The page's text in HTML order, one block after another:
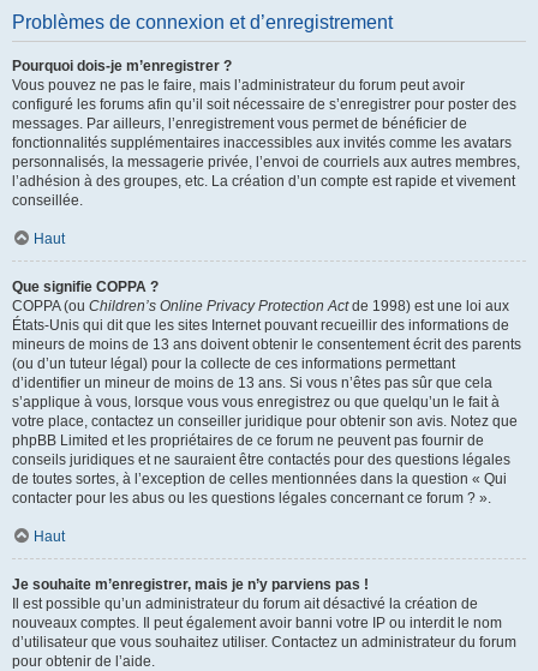
Problèmes de connexion et d’enregistrement
Pourquoi dois-je m’enregistrer ?
Vous pouvez ne pas le faire, mais l’administrateur du forum peut avoir
configuré les forums afin qu’il soit nécessaire de s’enregistrer pour poster des
messages. Par ailleurs, l’enregistrement vous permet de bénéficier de
fonctionnalités supplémentaires inaccessibles aux invités comme les avatars
personnalisés, la messagerie privée, l’envoi de courriels aux autres membres,
l’adhésion à des groupes, etc. La création d’un compte est rapide et vivement
conseillée.
Haut
Que signifie COPPA ?
COPPA (ou Children’s Online Privacy Protection Actde 1998) est une loi aux
États-Unis qui dit que les sites Internet pouvant recueillir des informations de
mineurs de moins de 13 ans doivent obtenir le consentement écrit des parents
(ou d’un tuteur légal) pour la collecte de ces informations permettant
d’identifier un mineur de moins de 13 ans. Si vous n’êtes pas sûr que cela
s’applique à vous, lorsque vous vous enregistrez ou que quelqu’un le fait à
votre place, contactez un conseiller juridique pour obtenir son avis. Notez que
phpBB Limited et les propriétaires de ce forum ne peuvent pas fournir de
conseils juridiques et ne sauraient être contactés pour des questions légales
de toutes sortes, à l’exception de celles mentionnées dans la question « Qui
contacter pour les abus ou les questions légales concernant ce forum ? ».
Haut
Je souhaite m’enregistrer, mais je n’y parviens pas !
Il est possible qu’un administrateur du forum ait désactivé la création de
nouveaux comptes. Il peut également avoir banni votre IP ou interdit le nom
d’utilisateur que vous souhaitez utiliser. Contactez un administrateur du forum
pour obtenir de l’aide.